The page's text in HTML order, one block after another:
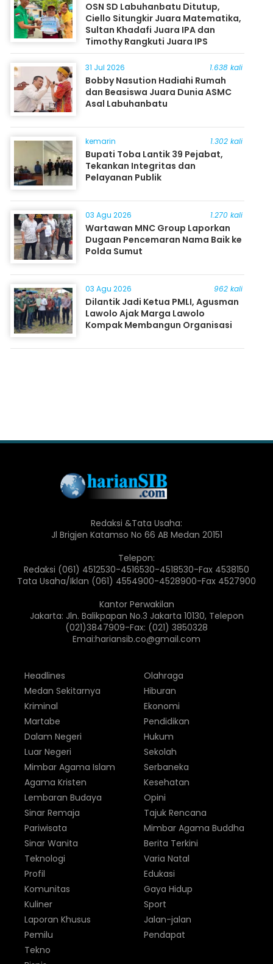
OSN SD Labuhanbatu Ditutup,
Ciello Situngkir Juara Matematika,
Sultan Khadafi Juara IPA dan
Timothy Rangkuti Juara IPS
31 Jul 2026 1.638 kali
Bobby Nasution Hadiahi Rumah
dan Beasiswa Juara Dunia ASMC
Asal Labuhanbatu
kemarin 1.302 kali
Bupati Toba Lantik 39 Pejabat,
Tekankan Integritas dan
Pelayanan Publik
03 Agu 2026 1.270 kali
Wartawan MNC Group Laporkan
Dugaan Pencemaran Nama Baik ke
Polda Sumut
03 Agu 2026 962 kali
Dilantik Jadi Ketua PMLI, Agusman
Lawolo Ajak Marga Lawolo
Kompak Membangun Organisasi
Redaksi &Tata Usaha:
Jl Brigjen Katamso No 66 AB Medan 20151
Telepon:
Redaksi (061) 4512530-4516530-4518530-Fax 4538150
Tata Usaha/Iklan (061) 4554900-4528900-Fax 4527900
Kantor Perwakilan
Jakarta: Jln. Balikpapan No.3 Jakarta 10130, Telepon
(021)3847909-Fax: (021) 3850328
Emai:hariansib.co@gmail.com
Headlines
Medan Sekitarnya
Kriminal
Martabe
Dalam Negeri
Luar Negeri
Olahraga
Hiburan
Ekonomi
Pendidikan
Hukum
Sekolah
Mimbar Agama Islam
Agama Kristen
Lembaran Budaya
Sinar Remaja
Pariwisata
Sinar Wanita
Serbaneka
Kesehatan
Opini
Tajuk Rencana
Mimbar Agama Buddha
Berita Terkini
Teknologi
Profil
Komunitas
Kuliner
Laporan Khusus
Pemilu
Varia Natal
Edukasi
Gaya Hidup
Sport
Jalan-jalan
Pendapat
Tekno